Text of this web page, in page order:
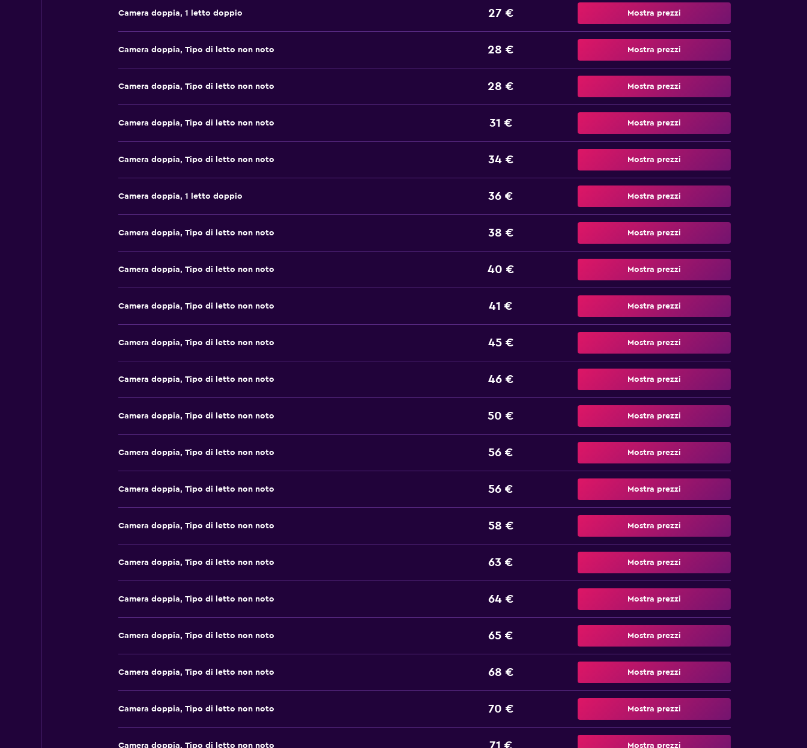
Camera doppia, 1 letto doppio 27 € Mostra prezzi
Camera doppia, Tipo di letto non noto 28 € Mostra prezzi
Camera doppia, Tipo di letto non noto 28 € Mostra prezzi
Camera doppia, Tipo di letto non noto 31 € Mostra prezzi
Camera doppia, Tipo di letto non noto 34 € Mostra prezzi
Camera doppia, 1 letto doppio 36 € Mostra prezzi
Camera doppia, Tipo di letto non noto 38 € Mostra prezzi
Camera doppia, Tipo di letto non noto 40 € Mostra prezzi
Camera doppia, Tipo di letto non noto 41 € Mostra prezzi
Camera doppia, Tipo di letto non noto 45 € Mostra prezzi
Camera doppia, Tipo di letto non noto 46 € Mostra prezzi
Camera doppia, Tipo di letto non noto 50 € Mostra prezzi
Camera doppia, Tipo di letto non noto 56 € Mostra prezzi
Camera doppia, Tipo di letto non noto 56 € Mostra prezzi
Camera doppia, Tipo di letto non noto 58 € Mostra prezzi
Camera doppia, Tipo di letto non noto 63 € Mostra prezzi
Camera doppia, Tipo di letto non noto 64 € Mostra prezzi
Camera doppia, Tipo di letto non noto 65 € Mostra prezzi
Camera doppia, Tipo di letto non noto 68 € Mostra prezzi
Camera doppia, Tipo di letto non noto 70 € Mostra prezzi
Camera doppia, Tipo di letto non noto 71 € Mostra prezzi